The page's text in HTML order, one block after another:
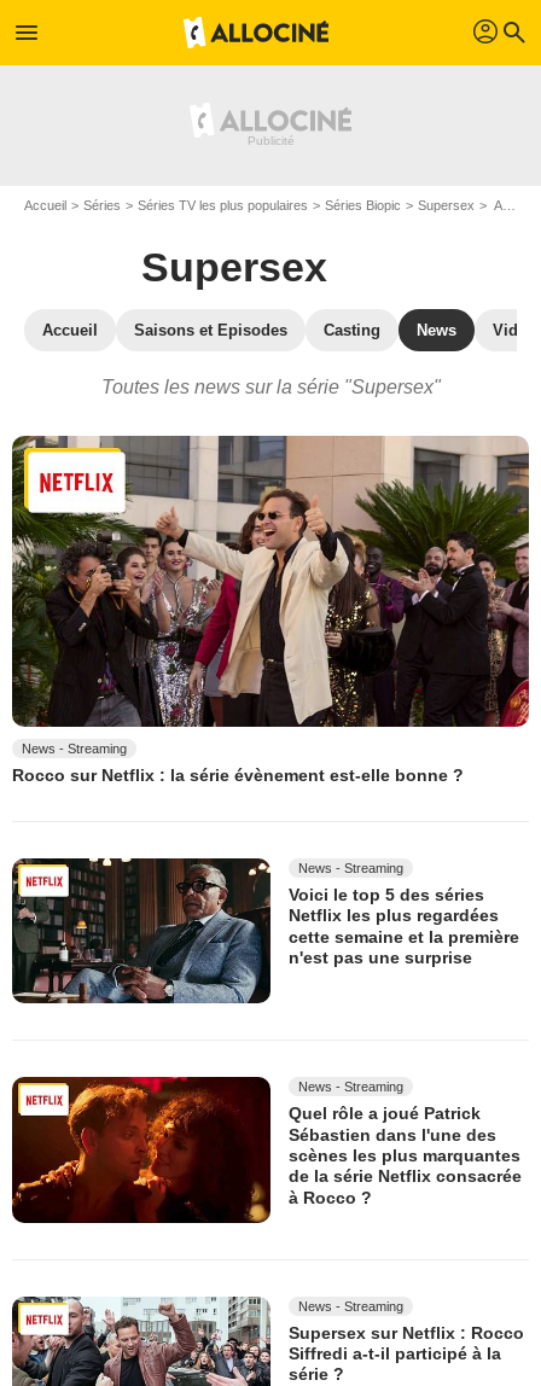
menu profil search
Accueil Séries Séries TV les plus populaires Séries Biopic Supersex Actualité de la série Supersex
Supersex
Accueil Saisons et Episodes Casting News
Toutes les news sur la série "Supersex"
News - Streaming
Rocco sur Netflix : la série évènement est-elle bonne ?
News - Streaming
Voici le top 5 des séries
Netflix les plus regardées
cette semaine et la première
n'est pas une surprise
News - Streaming
Quel rôle a joué Patrick
Sébastien dans l'une des
scènes les plus marquantes
de la série Netflix consacrée
à Rocco ?
News - Streaming
Supersex sur Netflix : Rocco
Siffredi a-t-il participé à la
série ?